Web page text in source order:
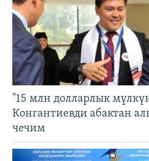
"15 млн долларлык
Конгантиевди абактан
чечим